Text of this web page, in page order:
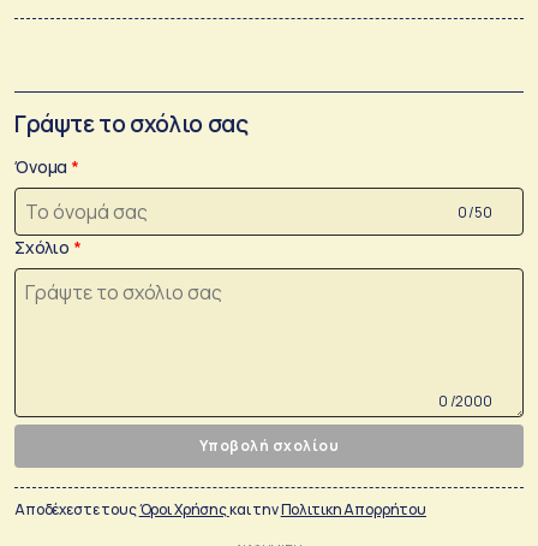
Γράψτε το σχόλιο σας
Όνομα
0 /50
Σχόλιο
0 /2000
Υποβολή σχολίου
Αποδέχεστε τουςΌροι Χρήσηςκαι τηνΠολιτικη Απορρήτου